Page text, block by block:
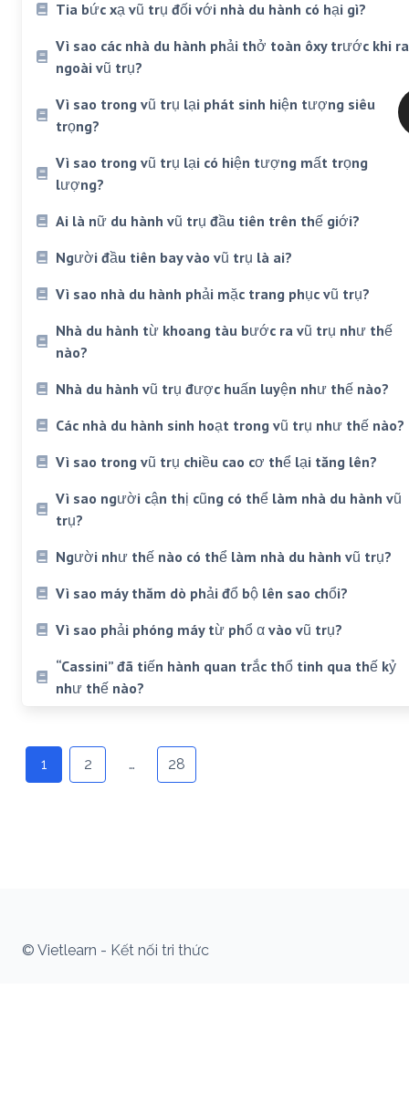
Tia bức xạ vũ trụ đối với nhà du hành có hại gì?
Vì sao các nhà du hành phải thở toàn ôxy trước khi ra
ngoài vũ trụ?
Vì sao trong vũ trụ lại phát sinh hiện tượng siêu
trọng?
Vì sao trong vũ trụ lại có hiện tượng mất trọng
lượng?
Ai là nữ du hành vũ trụ đầu tiên trên thế giới?
Người đầu tiên bay vào vũ trụ là ai?
Vì sao nhà du hành phải mặc trang phục vũ trụ?
Nhà du hành từ khoang tàu bước ra vũ trụ như thế
nào?
Nhà du hành vũ trụ được huấn luyện như thế nào?
Các nhà du hành sinh hoạt trong vũ trụ như thế nào?
Vì sao trong vũ trụ chiều cao cơ thể lại tăng lên?
Vì sao người cận thị cũng có thể làm nhà du hành vũ
trụ?
Người như thế nào có thể làm nhà du hành vũ trụ?
Vì sao máy thăm dò phải đổ bộ lên sao chổi?
Vì sao phải phóng máy từ phổ α vào vũ trụ?
“Cassini” đã tiến hành quan trắc thổ tinh qua thế kỷ
như thế nào?
navigation
1 2 … 28
© Vietlearn - Kết nối tri thức